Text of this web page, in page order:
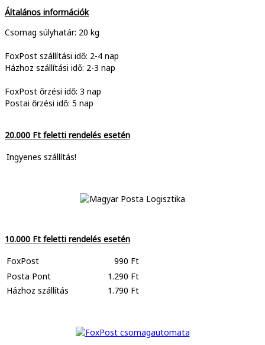
Általános információk
Csomag súlyhatár: 20 kg
FoxPost szállítási idő: 2-4 nap
Házhoz szállítási idő: 2-3 nap
FoxPost őrzési idő: 3 nap
Postai őrzési idő: 5 nap
20.000 Ft feletti rendelés esetén
Ingyenes szállítás!
10.000 Ft feletti rendelés esetén
FoxPost
990 Ft
Posta Pont
1.290 Ft
Házhoz szállítás
1.790 Ft